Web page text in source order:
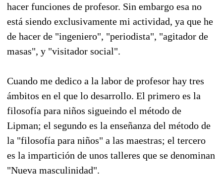
hacer funciones de profesor. Sin embargo esa no
está siendo exclusivamente mi actividad, ya que he
de hacer de "ingeniero", "periodista", "agitador de
masas", y "visitador social".
Cuando me dedico a la labor de profesor hay tres
ámbitos en el que lo desarrollo. El primero es la
filosofía para niños sigueindo el método de
Lipman; el segundo es la enseñanza del método de
la "filosofía para niños" a las maestras; el tercero
es la impartición de unos talleres que se denominan
"Nueva masculinidad".